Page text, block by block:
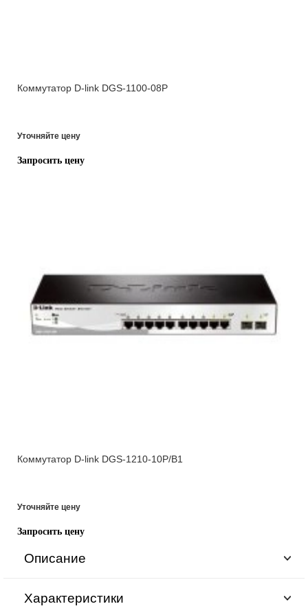
Коммутатор D-link DGS-1100-08P
Уточняйте цену
Запросить цену
Коммутатор D-link DGS-1210-10P/B1
Уточняйте цену
Запросить цену
Описание
Характеристики